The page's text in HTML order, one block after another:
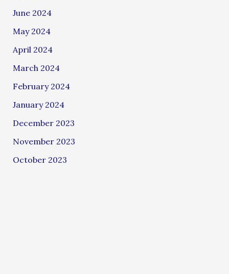
June 2024
May 2024
April 2024
March 2024
February 2024
January 2024
December 2023
November 2023
October 2023